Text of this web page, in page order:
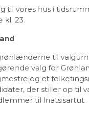
til vores hus i
kl. 23.
til
valg for
og et
der stiller op til
til Inatsisartut.